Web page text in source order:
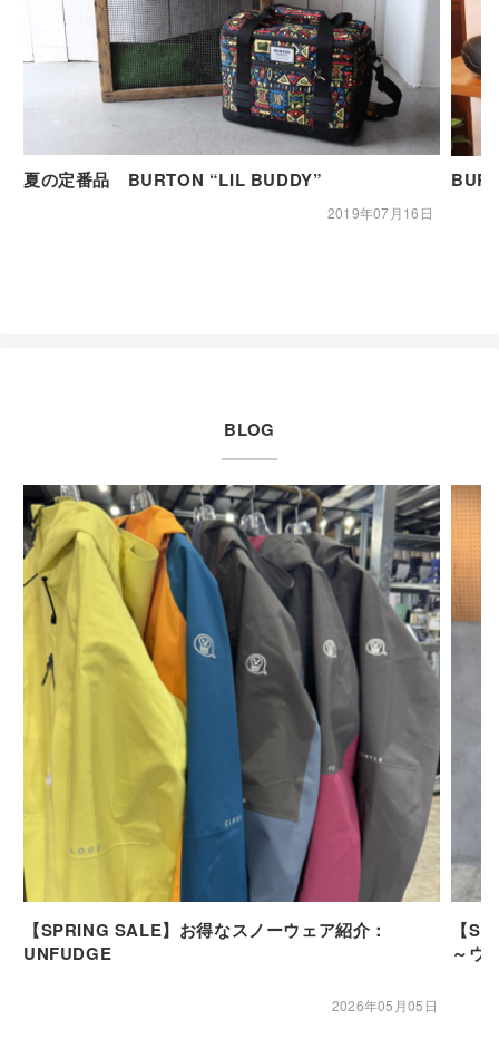
夏の定番品 BURTON “LIL BUDDY”
2019年07月16日
BLOG
【SPRING SALE】お得なスノーウェア紹介：
UNFUDGE
2026年05月05日
【
～ウ